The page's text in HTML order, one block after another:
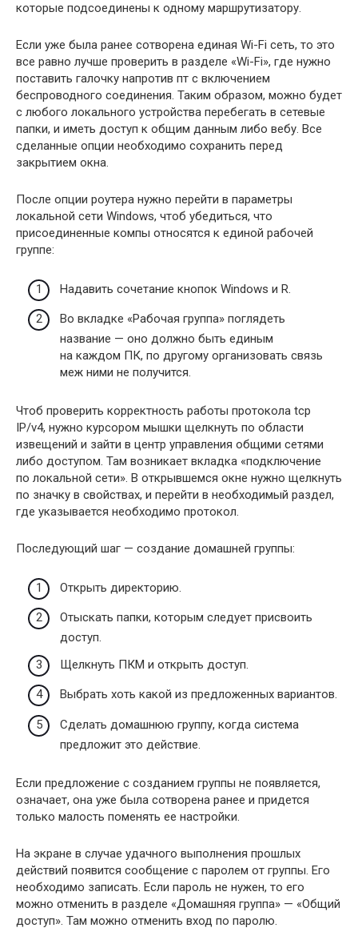
которые подсоединены к одному маршрутизатору.
Если уже была ранее сотворена единая Wi-Fi сеть, то это
все равно лучше проверить в разделе «Wi-Fi», где нужно
поставить галочку напротив пт с включением
беспроводного соединения. Таким образом, можно будет
с любого локального устройства перебегать в сетевые
папки, и иметь доступ к общим данным либо вебу. Все
сделанные опции необходимо сохранить перед
закрытием окна.
После опции роутера нужно перейти в параметры
локальной сети Windows, чтоб убедиться, что
присоединенные компы относятся к единой рабочей
группе:
Надавить сочетание кнопок Windows и R.
Во вкладке «Рабочая группа» поглядеть
название — оно должно быть единым
на каждом ПК, по другому организовать связь
меж ними не получится.
Чтоб проверить корректность работы протокола tcp
IP/v4, нужно курсором мышки щелкнуть по области
извещений и зайти в центр управления общими сетями
либо доступом. Там возникает вкладка «подключение
по локальной сети». В открывшемся окне нужно щелкнуть
по значку в свойствах, и перейти в необходимый раздел,
где указывается необходимо протокол.
Последующий шаг — создание домашней группы:
Открыть директорию.
Отыскать папки, которым следует присвоить
доступ.
Щелкнуть ПКМ и открыть доступ.
Выбрать хоть какой из предложенных вариантов.
Сделать домашнюю группу, когда система
предложит это действие.
Если предложение с созданием группы не появляется,
означает, она уже была сотворена ранее и придется
только малость поменять ее настройки.
На экране в случае удачного выполнения прошлых
действий появится сообщение с паролем от группы. Его
необходимо записать. Если пароль не нужен, то его
можно отменить в разделе «Домашняя группа» — «Общий
доступ». Там можно отменить вход по паролю.